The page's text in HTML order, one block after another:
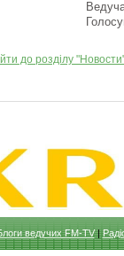
до розділу
ведучих FM-TV|